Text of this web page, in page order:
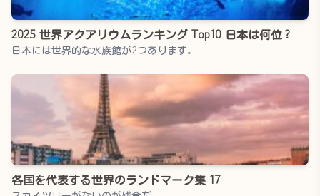
2025 世界アクアリウムランキング Top10 日本は何位？
日本には世界的な水族館が2つあります。
各国を代表する世界のランドマーク集 17